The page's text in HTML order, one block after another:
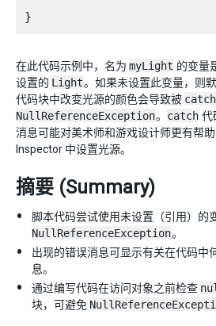
在此代码示例中，名为 myLight 的变量
设置的 Light。如果未设置此变量，则
代码块中改变光源的颜色会导致被 catch
NullReferenceException。 catch 代
消息可能对美术师和游戏设计师更有帮
Inspector 中设置光源。
摘要 (Summary)
脚本代码尝试使用未设置（引用）的
NullReferenceException。
出现的错误消息可显示有关在代码中
息。
通过编写代码在访问对象之前检查
块，可避免